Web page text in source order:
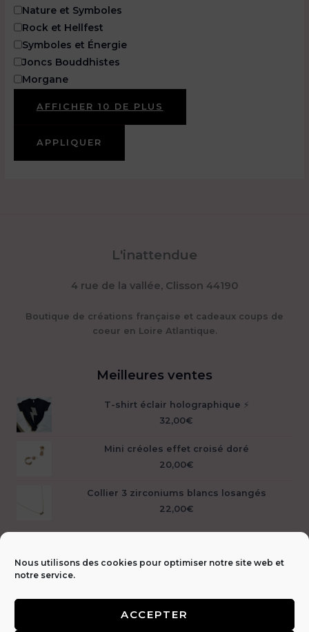
Nous utilisons des cookies pour optimiser notre site web et
notre service.
ACCEPTER
Nature et Symboles
Rock et Hellfest
Symboles et Énergie
Joncs Bouddhistes
Morgane
AFFICHER 10 DE PLUS
APPLIQUER
L'inattendue
4 rue de la vallée, Clisson 44190
Boutique de créations française et cadeaux coups de
coeur en Loire Atlantique.
Meilleures ventes
T-shirt éclair holographique ⚡️
32,00€
Mini créoles effet croisé doré
20,00€
Collier 3 zirconiums blancs losangés
22,00€